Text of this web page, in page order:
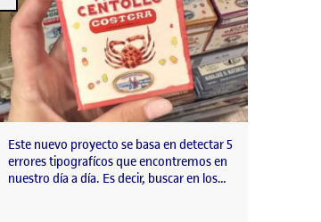
Este nuevo proyecto se basa en detectar 5
errores tipografícos que encontremos en
nuestro día a día. Es decir, buscar en los…